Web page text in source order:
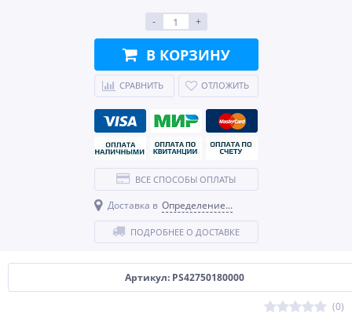
Артикул: PS42750180000
(0)
- +
В КОРЗИНУ
СРАВНИТЬ ОТЛОЖИТЬ
ВСЕ СПОСОБЫ ОПЛАТЫ
Доставка в Определение...
ПОДРОБНЕЕ О ДОСТАВКЕ